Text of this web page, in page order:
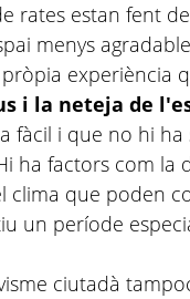
rates estan fent
menys
experiència
i la neteja de
fàcil i que no hi ha
ha factors com la
clima que poden
un període
ciutadà